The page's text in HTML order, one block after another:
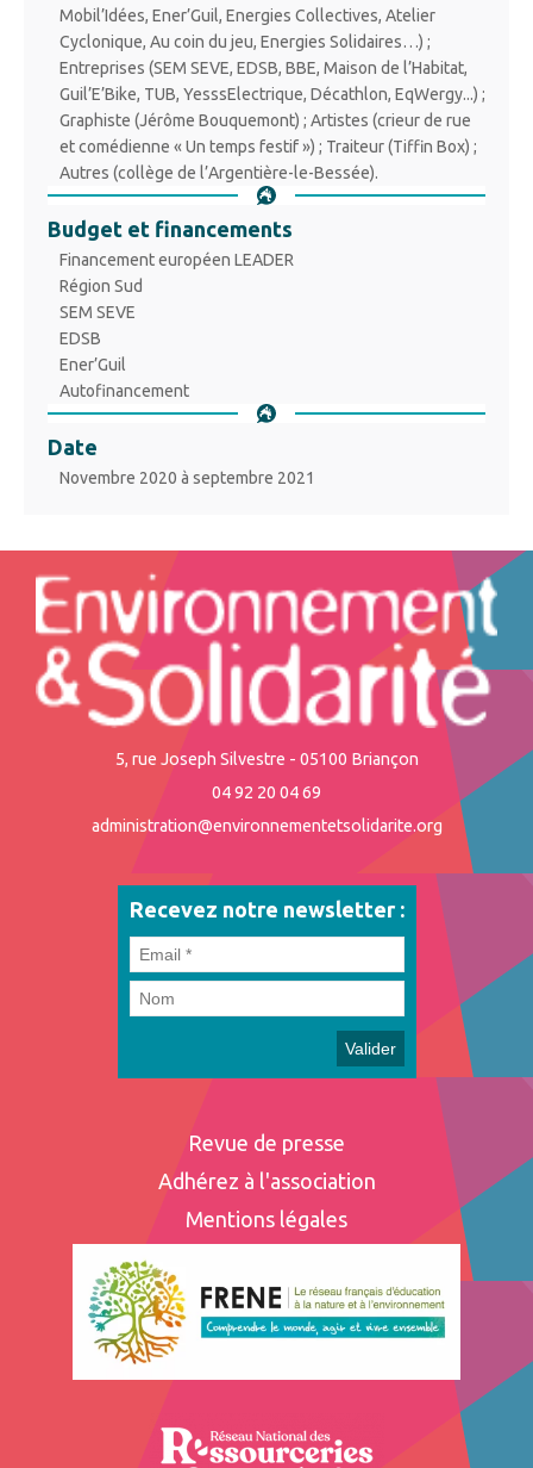
Mobil’Idées, Ener’Guil, Energies Collectives, Atelier
Cyclonique, Au coin du jeu, Energies Solidaires…) ;
Entreprises (SEM SEVE, EDSB, BBE, Maison de l’Habitat,
Guil’E’Bike, TUB, YesssElectrique, Décathlon, EqWergy...) ;
Graphiste (Jérôme Bouquemont) ; Artistes (crieur de rue
et comédienne « Un temps festif ») ; Traiteur (Tiffin Box) ;
Autres (collège de l’Argentière-le-Bessée).
Budget et financements
Financement européen LEADER
Région Sud
SEM SEVE
EDSB
Ener’Guil
Autofinancement
Date
Novembre 2020 à septembre 2021
5, rue Joseph Silvestre - 05100 Briançon
04 92 20 04 69
administration@environnementetsolidarite.org
Recevez notre newsletter :
Revue de presse
Adhérez à l'association
Mentions légales